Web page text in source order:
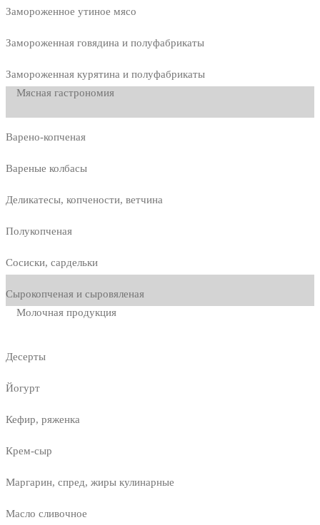
Замороженное утиное мясо
Замороженная говядина и полуфабрикаты
Замороженная курятина и полуфабрикаты
Мясная гастрономия
Варено-копченая
Вареные колбасы
Деликатесы, копчености, ветчина
Полукопченая
Сосиски, сардельки
Сырокопченая и сыровяленая
Молочная продукция
Десерты
Йогурт
Кефир, ряженка
Крем-сыр
Маргарин, спред, жиры кулинарные
Масло сливочное